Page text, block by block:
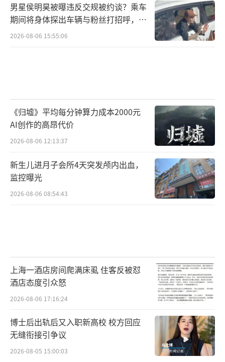
男星侯明昊被曝违反交规被约谈？乘车
期间将身体探出车辆与粉丝打招呼，当
地交警回应
2026-08-06 15:55:06
《归墟》平均每分钟算力成本2000元
AI创作的高昂代价
2026-08-06 12:13:37
新生儿进月子会所4天突发颅内出血，
监控曝光
2026-08-06 08:54:43
上海一酒店房间爬满床虱 住客反被怼
酒店态度引众怒
2026-08-06 17:16:24
博士后出轨后又入职新高校 校方回应
无缝衔接引争议
2026-08-05 15:00:03